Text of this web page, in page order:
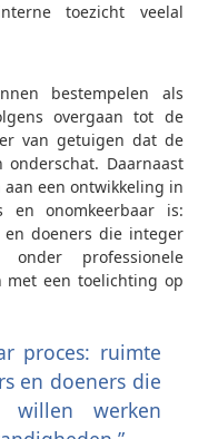
toezicht veelal
bestempelen als
overgaan tot de
van getuigen dat de
Daarnaast
een ontwikkeling in
en onomkeerbaar is:
doeners die integer
professionele
met een toelichting op
proces: ruimte
en doeners die
willen werken